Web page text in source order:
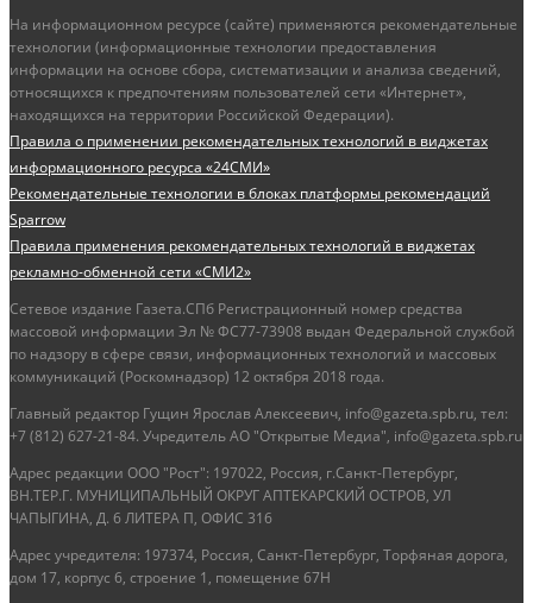
На информационном ресурсе (сайте) применяются рекомендательные
технологии (информационные технологии предоставления
информации на основе сбора, систематизации и анализа сведений,
относящихся к предпочтениям пользователей сети «Интернет»,
находящихся на территории Российской Федерации).
Правила о применении рекомендательных технологий в виджетах
информационного ресурса «24СМИ»
Рекомендательные технологии в блоках платформы рекомендаций
Sparrow
Правила применения рекомендательных технологий в виджетах
рекламно-обменной сети «СМИ2»
Сетевое издание Газета.СПб Регистрационный номер средства
массовой информации Эл № ФС77-73908 выдан Федеральной службой
по надзору в сфере связи, информационных технологий и массовых
коммуникаций (Роскомнадзор) 12 октября 2018 года.
Главный редактор Гущин Ярослав Алексеевич, info@gazeta.spb.ru, тел:
+7 (812) 627-21-84. Учредитель АО "Открытые Медиа", info@gazeta.spb.ru
Адрес редакции ООО "Рост": 197022, Россия, г.Санкт-Петербург,
ВН.ТЕР.Г. МУНИЦИПАЛЬНЫЙ ОКРУГ АПТЕКАРСКИЙ ОСТРОВ, УЛ
ЧАПЫГИНА, Д. 6 ЛИТЕРА П, ОФИС 316
Адрес учредителя: 197374, Россия, Санкт-Петербург, Торфяная дорога,
дом 17, корпус 6, строение 1, помещение 67Н